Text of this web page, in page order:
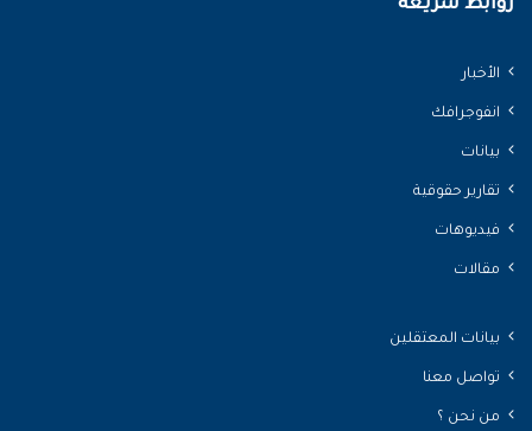
روابط سريعة
الأخبار
انفوجرافك
بيانات
تقارير حقوقية
فيديوهات
مقالات
بيانات المعتقلين
تواصل معنا
من نحن ؟